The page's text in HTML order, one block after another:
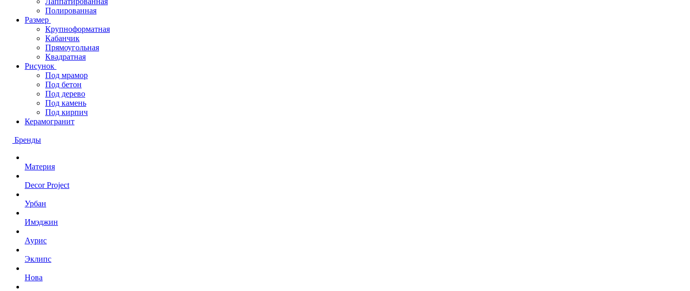
Полированная
Размер
Крупноформатная
Кабанчик
Прямоугольная
Квадратная
Рисунок
Под мрамор
Под бетон
Под дерево
Под камень
Под кирпич
Керамогранит
Бренды
Материя
Decor Project
Урбан
Имэджин
Аурис
Эклипс
Нова